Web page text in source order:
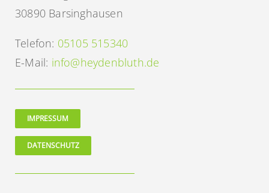
30890 Barsinghausen
Telefon: 05105 515340
E-Mail: info@heydenbluth.de
IMPRESSUM
DATENSCHUTZ